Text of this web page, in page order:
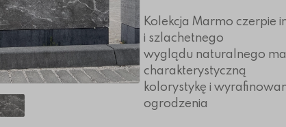
Kolekcja Marmo czerpie
i szlachetnego
wyglądu naturalnego
charakterystyczną
kolorystykę i
ogrodzenia